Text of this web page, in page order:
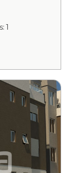
1